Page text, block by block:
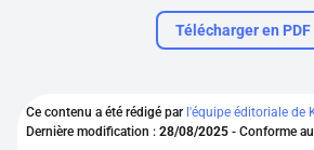
Se connecter
Télécharger en PDF
Ce contenu a été rédigé par l'équipe éditoriale de
Dernière modification : 28/08/2025 - Conforme